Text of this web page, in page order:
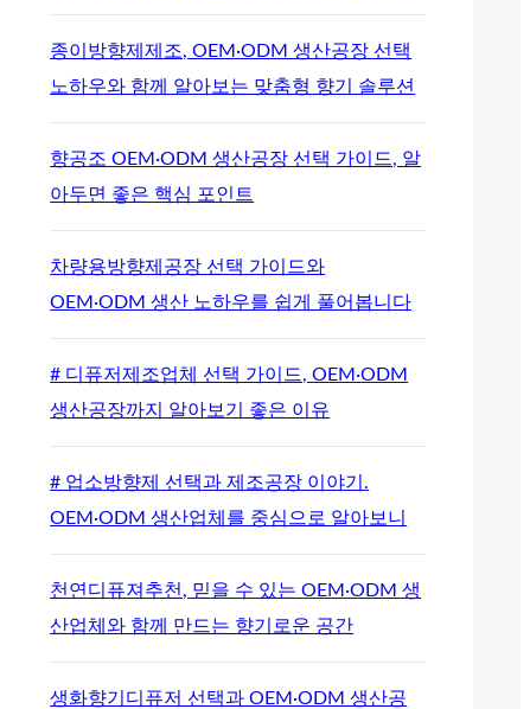
종이방향제제조, OEM·ODM 생산공장 선택
노하우와 함께 알아보는 맞춤형 향기 솔루션
향공조 OEM·ODM 생산공장 선택 가이드, 알
아두면 좋은 핵심 포인트
차량용방향제공장 선택 가이드와
OEM·ODM 생산 노하우를 쉽게 풀어봅니다
# 디퓨저제조업체 선택 가이드, OEM·ODM
생산공장까지 알아보기 좋은 이유
# 업소방향제 선택과 제조공장 이야기.
OEM·ODM 생산업체를 중심으로 알아보니
천연디퓨져추천, 믿을 수 있는 OEM·ODM 생
산업체와 함께 만드는 향기로운 공간
생화향기디퓨저 선택과 OEM·ODM 생산공